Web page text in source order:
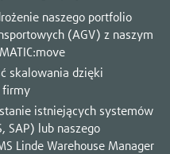
naszego portfolio
(AGV) z naszym
skalowania dzięki
firmy
istniejących systemów
SAP) lub naszego
Linde Warehouse Manager